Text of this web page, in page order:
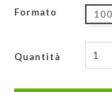
Formato
Quantità